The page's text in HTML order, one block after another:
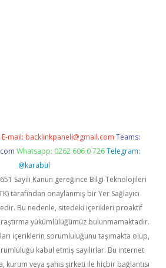
E-mail: backlinkpaneli@gmail.com Teams:
Whatsapp: 0262 606 0 726 Telegram:
@karabul
Sayılı Kanun gereğince Bilgi Teknolojileri
tarafından onaylanmış bir Yer Sağlayıcı
Bu nedenle, sitedeki içerikleri proaktif
yükümlülüğümüz bulunmamaktadır.
içeriklerin sorumluluğunu taşımakta olup,
kabul etmiş sayılırlar. Bu internet
kurum veya şahıs şirketi ile hiçbir bağlantısı